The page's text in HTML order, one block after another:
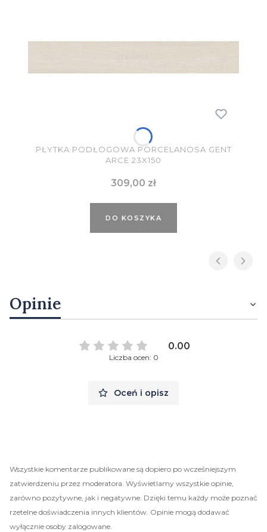
PŁYTKA PODŁOGOWA PORCELANOSA GENT
ARCE 23X150
Cena
309,00 zł
DO KOSZYKA
Opinie
0.00
Liczba ocen: 0
Oceń i opisz
Wszystkie komentarze publikowane są dopiero po wcześniejszym
zatwierdzeniu przez moderatora. Wyświetlamy wszystkie opinie,
zarówno pozytywne, jak i negatywne. Dzięki temu każdy może poznać
rzetelne doświadczenia innych klientów. Opinie mogą dodawać
wyłącznie osoby zalogowane.